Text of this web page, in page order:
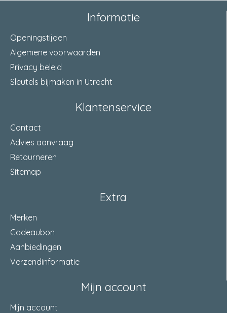
Informatie
Openingstijden
Algemene voorwaarden
Privacy beleid
Sleutels bijmaken in Utrecht
Klantenservice
Contact
Advies aanvraag
Retourneren
Sitemap
Extra
Merken
Cadeaubon
Aanbiedingen
Verzendinformatie
Mijn account
Mijn account